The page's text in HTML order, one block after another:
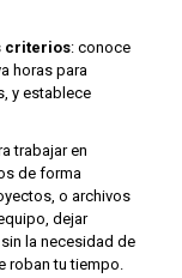
criterios: conoce
horas para
y establece
trabajar en
de forma
o archivos
dejar
la necesidad de
roban tu tiempo.